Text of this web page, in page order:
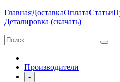
ГлавнаяДоставкаОплатаСтатьи
Деталировка (скачать)
Производители
-